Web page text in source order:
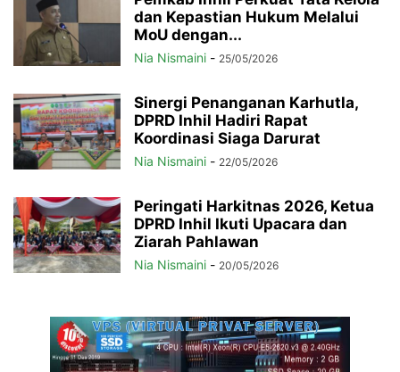
dan Kepastian Hukum Melalui
MoU dengan...
Nia Nismaini - 25/05/2026
Sinergi Penanganan Karhutla,
DPRD Inhil Hadiri Rapat
Koordinasi Siaga Darurat
Nia Nismaini - 22/05/2026
Peringati Harkitnas 2026, Ketua
DPRD Inhil Ikuti Upacara dan
Ziarah Pahlawan
Nia Nismaini - 20/05/2026